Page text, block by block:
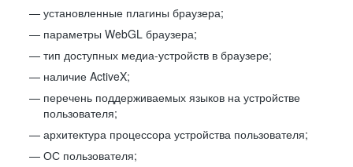
установленные плагины браузера;
параметры WebGL браузера;
тип доступных медиа-устройств в браузере;
наличие ActiveX;
перечень поддерживаемых языков на устройстве
пользователя;
архитектура процессора устройства пользователя;
ОС пользователя;